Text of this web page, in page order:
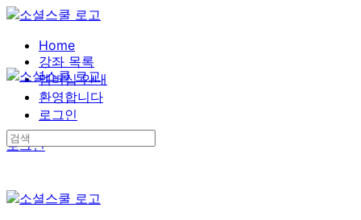
Toggle
Panel Home
강좌 목록
멤버십 안내
환영합니다
로그인
More
로그인
Search
for: